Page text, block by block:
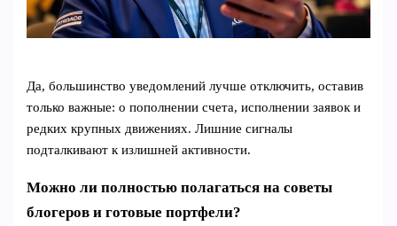
Да, большинство уведомлений лучше отключить, оставив
только важные: о пополнении счета, исполнении заявок и
редких крупных движениях. Лишние сигналы
подталкивают к излишней активности.
Можно ли полностью полагаться на советы
блогеров и готовые портфели?